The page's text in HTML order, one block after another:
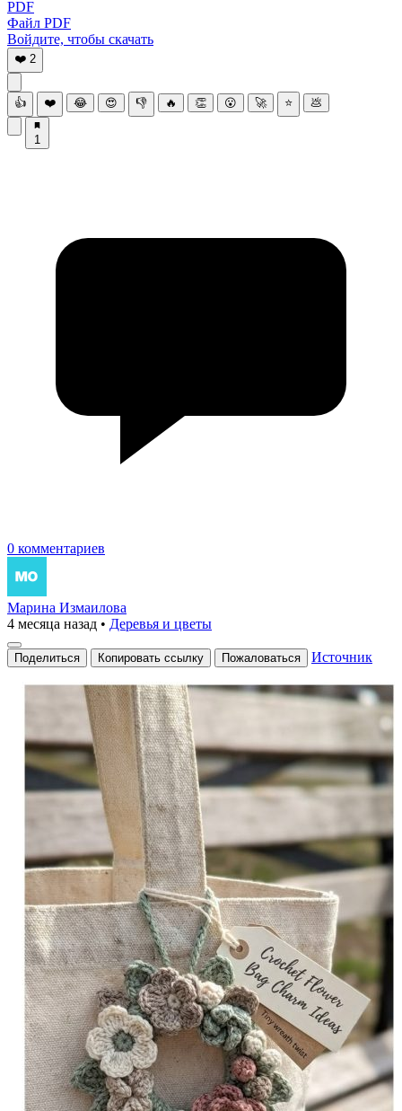
PDF
Файл PDF
Войдите, чтобы скачать
❤️ 2
👍 ❤️ 😂 😍 👎 🔥 👏 😮 🚀 ⭐ 💩
1
0 комментариев
Марина Измаилова
4 месяца назад • Деревья и цветы
Поделиться Копировать ссылку Пожаловаться Источник